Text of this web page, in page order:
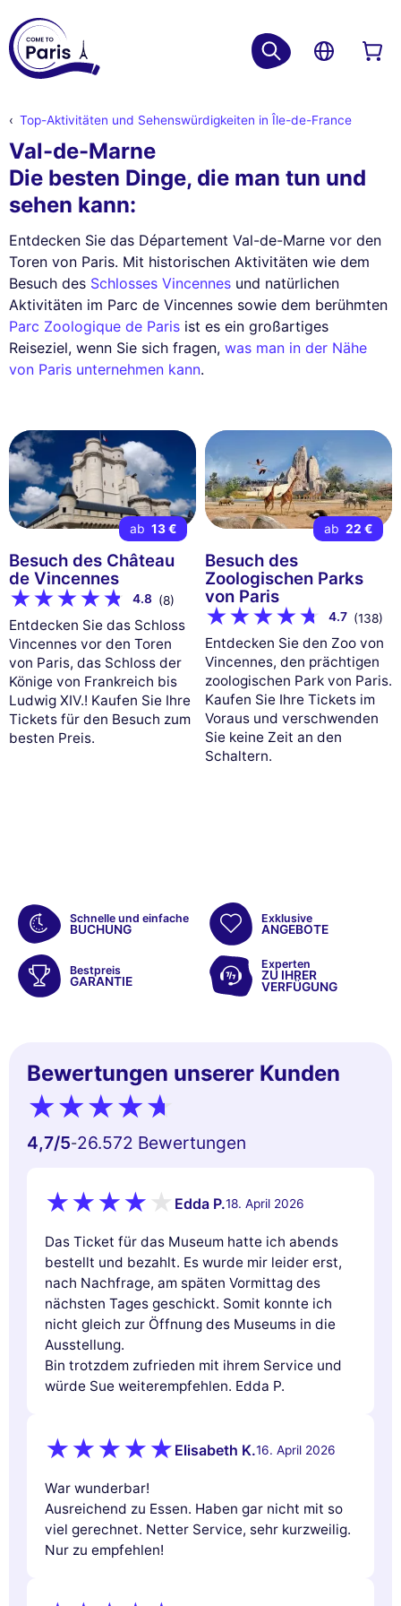
Top-Aktivitäten und Sehenswürdigkeiten in Île-de-France
Val-de-Marne
Die besten Dinge, die man tun und
sehen kann:
Entdecken Sie das Département Val-de-Marne vor den
Toren von Paris. Mit historischen Aktivitäten wie dem
Besuch des Schlosses Vincennes und natürlichen
Aktivitäten im Parc de Vincennes sowie dem berühmten
Parc Zoologique de Paris ist es ein großartiges
Reiseziel, wenn Sie sich fragen, was man in der Nähe
von Paris unternehmen kann.
ab 13 €
Besuch des Château
de Vincennes
4.8 (8)
Entdecken Sie das Schloss
Vincennes vor den Toren
von Paris, das Schloss der
Könige von Frankreich bis
Ludwig XIV.! Kaufen Sie Ihre
Tickets für den Besuch zum
besten Preis.
ab 22 €
Besuch des
Zoologischen Parks
von Paris
4.7 (138)
Entdecken Sie den Zoo von
Vincennes, den prächtigen
zoologischen Park von Paris.
Kaufen Sie Ihre Tickets im
Voraus und verschwenden
Sie keine Zeit an den
Schaltern.
Schnelle und einfache
BUCHUNG
Exklusive
ANGEBOTE
Bestpreis
GARANTIE
Experten
ZU IHRER
VERFÜGUNG
Bewertungen unserer Kunden
4,7/5-26.572 Bewertungen
Edda P.18. April 2026
Das Ticket für das Museum hatte ich abends
bestellt und bezahlt. Es wurde mir leider erst,
nach Nachfrage, am späten Vormittag des
nächsten Tages geschickt. Somit konnte ich
nicht gleich zur Öffnung des Museums in die
Ausstellung.
Bin trotzdem zufrieden mit ihrem Service und
würde Sue weiterempfehlen. Edda P.
Elisabeth K.16. April 2026
War wunderbar!
Ausreichend zu Essen. Haben gar nicht mit so
viel gerechnet. Netter Service, sehr kurzweilig.
Nur zu empfehlen!